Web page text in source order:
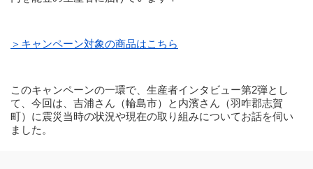
＞キャンペーン対象の商品はこちら
このキャンペーンの一環で、生産者インタビュー第2弾とし
て、今回は、吉浦さん（輪島市）と内濱さん（羽咋郡志賀
町）に震災当時の状況や現在の取り組みについてお話を伺い
ました。